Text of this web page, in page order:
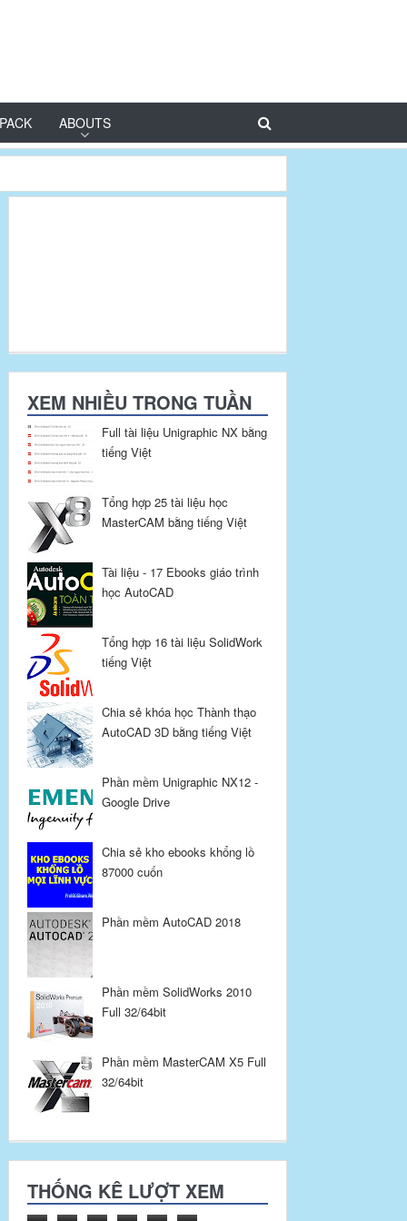
ABOUTS
XEM NHIỀU TRONG TUẦN
Full tài liệu Unigraphic NX bằng
tiếng Việt
Tổng hợp 25 tài liệu học
MasterCAM bằng tiếng Việt
Tài liệu - 17 Ebooks giáo trình
học AutoCAD
Tổng hợp 16 tài liệu SolidWork
tiếng Việt
Chia sẻ khóa học Thành thạo
AutoCAD 3D bằng tiếng Việt
Phần mềm Unigraphic NX12 -
Google Drive
Chia sẻ kho ebooks khổng lồ
87000 cuốn
Phần mềm AutoCAD 2018
Phần mềm SolidWorks 2010
Full 32/64bit
Phần mềm MasterCAM X5 Full
32/64bit
THỐNG KÊ LƯỢT XEM